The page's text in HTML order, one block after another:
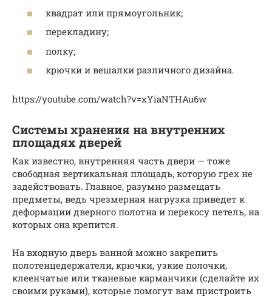
квадрат или прямоугольник;
перекладину;
полку;
крючки и вешалки различного дизайна.
https://youtube.com/watch?v=xYiaNTHAu6w
Системы хранения на внутренних
площадях дверей
Как известно, внутренняя часть двери — тоже
свободная вертикальная площадь, которую грех не
задействовать. Главное, разумно размещать
предметы, ведь чрезмерная нагрузка приведет к
деформации дверного полотна и перекосу петель, на
которых она крепится.
На входную дверь ванной можно закрепить
полотенцедержатели, крючки, узкие полочки,
клеенчатые или тканевые карманчики (сделайте их
своими руками), которые помогут вам пристроить